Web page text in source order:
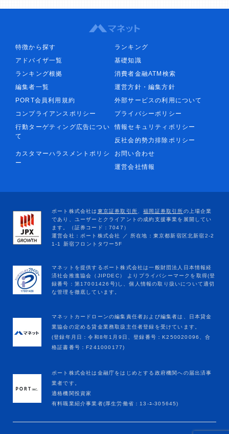
特徴から探す
ランキング
アドバイザ一覧
基礎知識
ランキング根拠
消費者金融ATM検索
編集者一覧
運営方針・編集方針
PORT会員利用規約
外部サービスの利用について
コンプライアンスポリシー
プライバシーポリシー
行動ターゲティング広告につい
て
情報セキュリティポリシー
反社会的勢力排除ポリシー
カスタマーハラスメントポリシ
ー
お問い合わせ
運営会社情報
マネットカードローンの編集責任者および編集者は、日本貸金
業協会の定める貸金業務取扱主任者登録を受けています。
(登録年月日：令和8年1月9日、登録番号：K250020096、合
格証書番号：F241000177)
ポート株式会社は金融庁をはじめとする政府機関への届出済事
業者です。
適格機関投資家
有料職業紹介事業者(厚生労働省：13-ﾕ-305645)